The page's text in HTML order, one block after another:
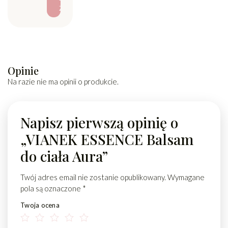
Ź
Opinie
Na razie nie ma opinii o produkcie.
Napisz pierwszą opinię o
„VIANEK ESSENCE Balsam
do ciała Aura”
Twój adres email nie zostanie opublikowany. Wymagane
pola są oznaczone *
Twoja ocena